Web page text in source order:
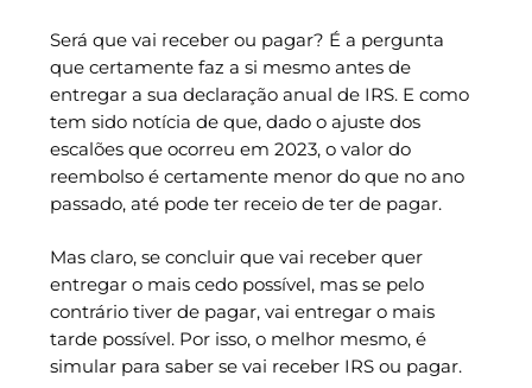
Será que vai receber ou pagar? É a pergunta
que certamente faz a si mesmo antes de
entregar a sua declaração anual de IRS. E como
tem sido notícia de que, dado o ajuste dos
escalões que ocorreu em 2023, o valor do
reembolso é certamente menor do que no ano
passado, até pode ter receio de ter de pagar.
Mas claro, se concluir que vai receber quer
entregar o mais cedo possível, mas se pelo
contrário tiver de pagar, vai entregar o mais
tarde possível. Por isso, o melhor mesmo, é
simular para saber se vai receber IRS ou pagar.